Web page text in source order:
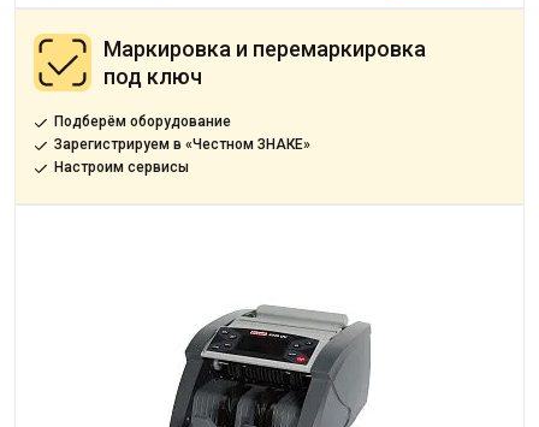
Маркировка и перемаркировка
под ключ
Подберём оборудование
Зарегистрируем в «Честном ЗНАКЕ»
Настроим сервисы